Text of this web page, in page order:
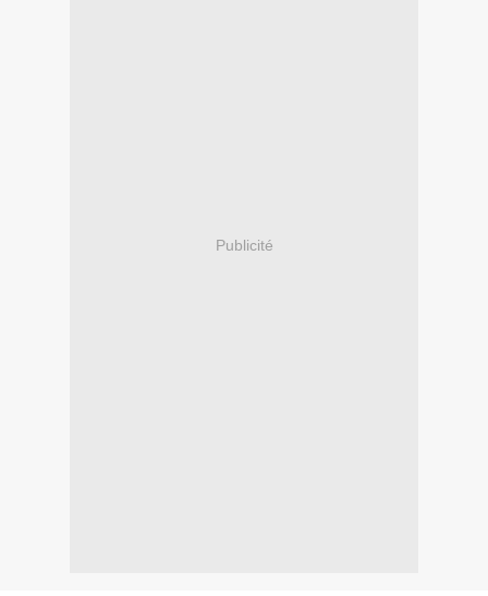
Publicité